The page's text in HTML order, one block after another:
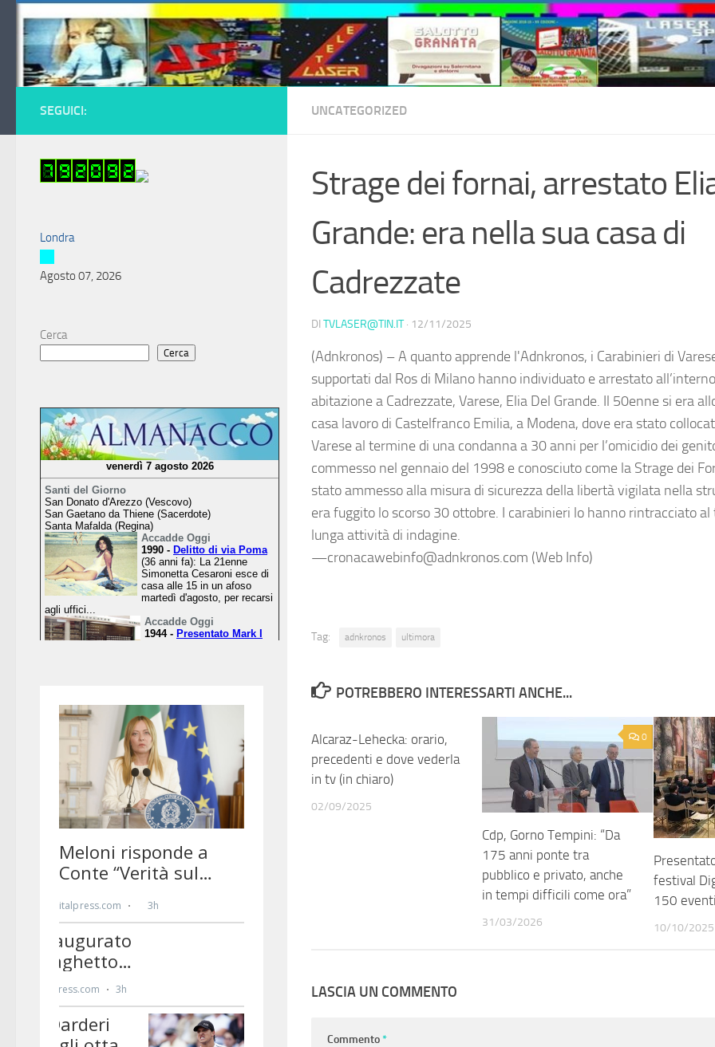
Salta al contenuto
UNCATEGORIZED
Strage dei fornai, arrestato
Grande: era nella sua casa di
Cadrezzate
DI TVLASER@TIN.IT · 12/11/2025
(Adnkronos) – A quanto apprende l'Adnkronos, i Carabinieri di
supportati dal Ros di Milano hanno individuato e arrestato
abitazione a Cadrezzate, Varese, Elia Del Grande. Il 50enne si era
casa lavoro di Castelfranco Emilia, a Modena, dove era stato
Varese al termine di una condanna a 30 anni per l’omicidio dei
commesso nel gennaio del 1998 e conosciuto come la Strage dei
stato ammesso alla misura di sicurezza della libertà vigilata nella
era fuggito lo scorso 30 ottobre. I carabinieri lo hanno rintracciato
lunga attività di indagine.
—cronacawebinfo@adnkronos.com (Web Info)
Tag: adnkronos ultimora
POTREBBERO INTERESSARTI ANCHE...
Alcaraz-Lehecka: orario,
precedenti e dove vederla
in tv (in chiaro)
02/09/2025
0
Cdp, Gorno Tempini: “Da
175 anni ponte tra
pubblico e privato, anche
in tempi difficili come ora”
31/03/2026
festival
150
10/10/2025
LASCIA UN COMMENTO
Commento*
SEGUICI:
Londra
Agosto 07, 2026
Cerca
Cerca